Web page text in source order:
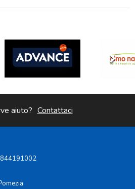
keyboard_arrow_right
aiuto? Contattaci